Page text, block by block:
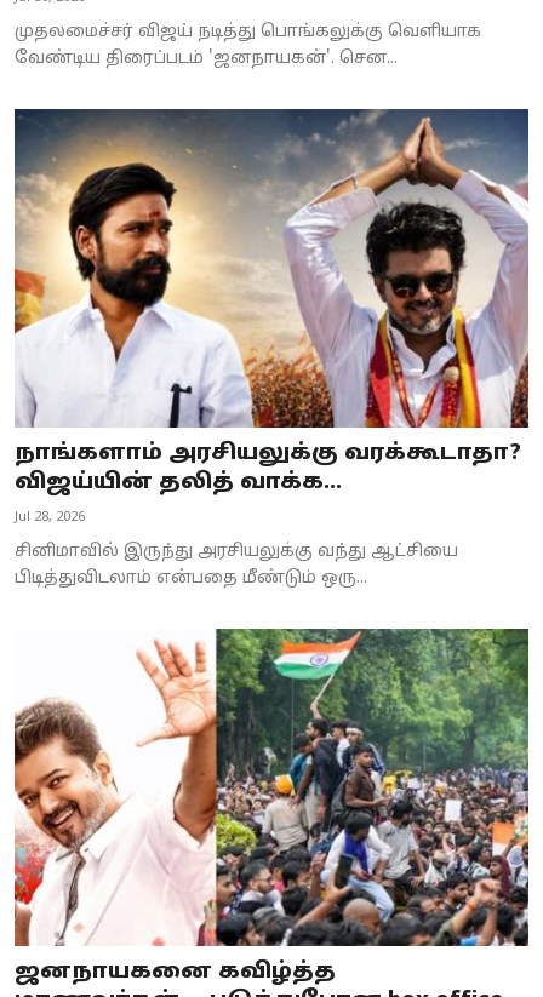
முதலமைச்சர் விஜய் நடித்து பொங்கலுக்கு வெளியாக
வேண்டிய திரைப்படம் 'ஜனநாயகன்'. சென...
நாங்களாம் அரசியலுக்கு வரக்கூடாதா?
விஜய்யின் தலித் வாக்க...
Jul 28, 2026
சினிமாவில் இருந்து அரசியலுக்கு வந்து ஆட்சியை
பிடித்துவிடலாம் என்பதை மீண்டும் ஒரு...
ஜனநாயகனை கவிழ்த்த